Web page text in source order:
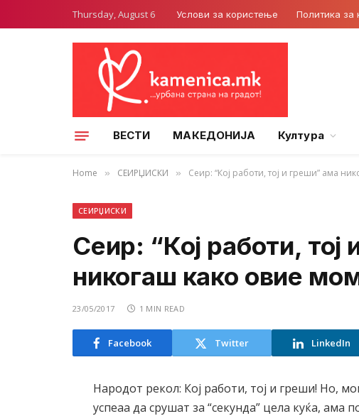
Thursday, August 6 Услови за користење Политика за
ВЕСТИ МАКЕДОНИЈА Култура
Home » СЕИРЏИСКИ » Сеир: “Кој работи, тој и греши” ама
СЕИРЏИСКИ
Сеир: “Кој работи, тој
никогаш како овие
23/05/2017 1 MIN READ
Facebook Twitter LinkedIn
Народот рекол: Кој работи, тој и греши! Но,
успеаа да срушат за “секунда” цела куќа, ама